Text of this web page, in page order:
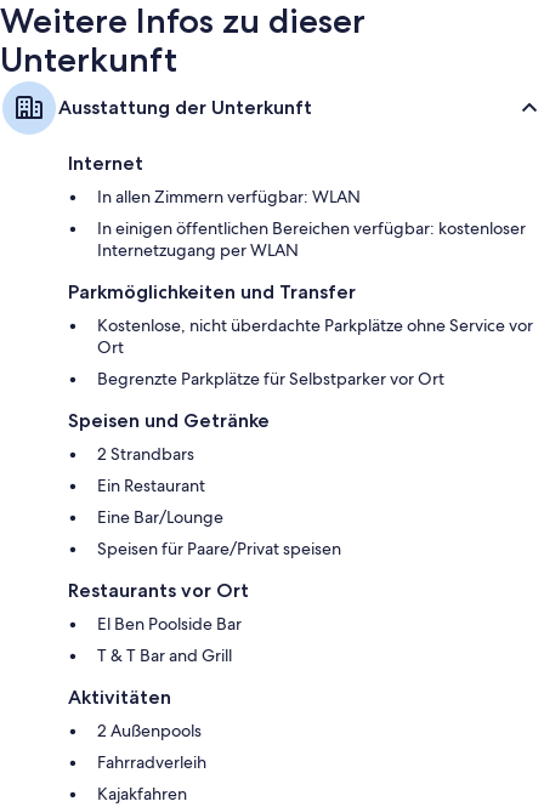
Weitere Infos zu dieser
Unterkunft
Ausstattung der Unterkunft
Internet
In allen Zimmern verfügbar: WLAN
In einigen öffentlichen Bereichen verfügbar: kostenloser
Internetzugang per WLAN
Parkmöglichkeiten und Transfer
Kostenlose, nicht überdachte Parkplätze ohne Service vor
Ort
Begrenzte Parkplätze für Selbstparker vor Ort
Speisen und Getränke
2 Strandbars
Ein Restaurant
Eine Bar/Lounge
Speisen für Paare/Privat speisen
Restaurants vor Ort
El Ben Poolside Bar
T & T Bar and Grill
Aktivitäten
2 Außenpools
Fahrradverleih
Kajakfahren